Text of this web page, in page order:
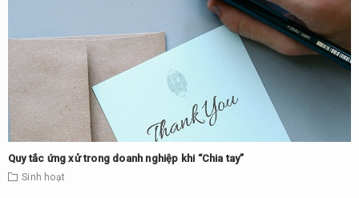
Quy tắc ứng xử trong doanh nghiệp khi “Chia tay”
Sinh hoạt